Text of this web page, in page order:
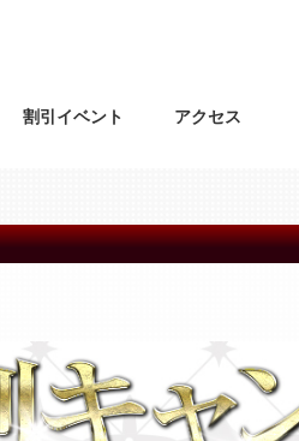
割引イベント アクセス